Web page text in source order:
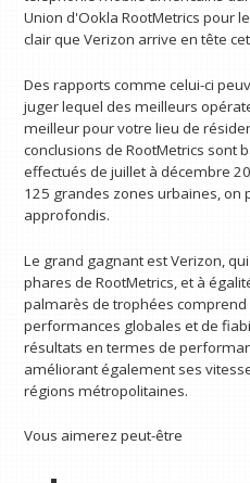
Union d'Ookla RootMetrics pour
clair que Verizon arrive en tête
Des rapports comme celui-ci
juger lequel des meilleurs
meilleur pour votre lieu de
conclusions de RootMetrics sont
effectués de juillet à décembre
125 grandes zones urbaines, on
approfondis.
Le grand gagnant est Verizon,
phares de RootMetrics, et à
palmarès de trophées
performances globales et de
résultats en termes de
améliorant également ses
régions métropolitaines.
Vous aimerez peut-être